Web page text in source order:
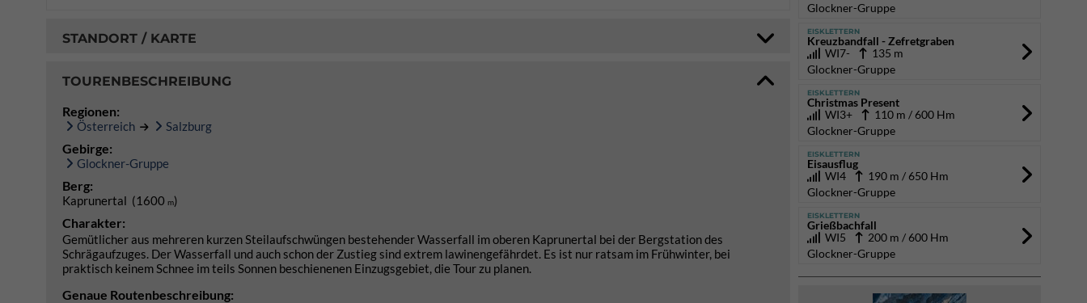
STANDORT / KARTE
TOURENBESCHREIBUNG
Regionen:
Österreich Salzburg
Gebirge:
Glockner-Gruppe
Berg:
Kaprunertal (1600 m)
Charakter:
Gemütlicher aus mehreren kurzen Steilaufschwüngen bestehender Wasserfall im oberen Kaprunertal bei der Bergstation des
Schrägaufzuges. Der Wasserfall und auch schon der Zustieg sind extrem lawinengefährdet. Es ist nur ratsam im Frühwinter, bei
praktisch keinem Schnee im teils Sonnen beschienenen Einzugsgebiet, die Tour zu planen.
Genaue Routenbeschreibung:
Glockner-Gruppe
EISKLETTERN
Kreuzbandfall - Zefretgraben
WI7-
135 m
Glockner-Gruppe
EISKLETTERN
Christmas Present
WI3+
110 m / 600 Hm
Glockner-Gruppe
EISKLETTERN
Eisausflug
WI4
190 m / 650 Hm
Glockner-Gruppe
EISKLETTERN
Grießbachfall
WI5
200 m / 600 Hm
Glockner-Gruppe